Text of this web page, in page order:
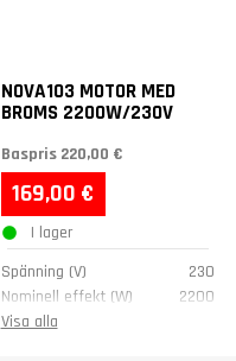
NOVA103 MOTOR MED
BROMS 2200W/230V
Baspris 220,00 €
169,00 €
I lager
Spänning (V)
230
Nominell effekt (W)
2200
Rotationshastighet
Visa alla